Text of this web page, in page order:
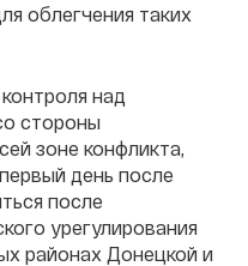
облегчения таких
над
стороны
зоне конфликта,
день после
после
урегулирования
районах Донецкой и